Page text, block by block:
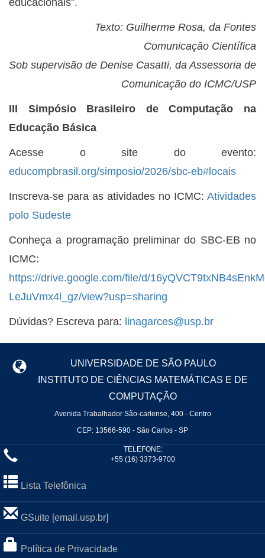
Texto: Guilherme Rosa, da Fontes
Comunicação Científica
Sob supervisão de Denise Casatti, da Assessoria de
Comunicação do ICMC/USP
III Simpósio Brasileiro de Computação na
Educação Básica
Acesse o site do evento:
educompbrasil.org/simposio/2026/sbc-eb#locais
Inscreva-se para as atividades no ICMC: Atividades
polo Sudeste
Conheça a programação preliminar do SBC-EB no
ICMC:
https://drive.google.com/file/d/
LeJuVmx4l_gz/view?usp=sharing
Dúvidas? Escreva para: linagarces@usp.br
UNIVERSIDADE DE SÃO PAULO
INSTITUTO DE CIÊNCIAS MATEMÁTICAS E DE
COMPUTAÇÃO
Avenida Trabalhador São-carlense, 400 - Centro
CEP: 13566-590 - São Carlos - SP
TELEFONE:
+55 (16) 3373-9700
Lista Telefônica
GSuite [email.usp.br]
Política de Privacidade